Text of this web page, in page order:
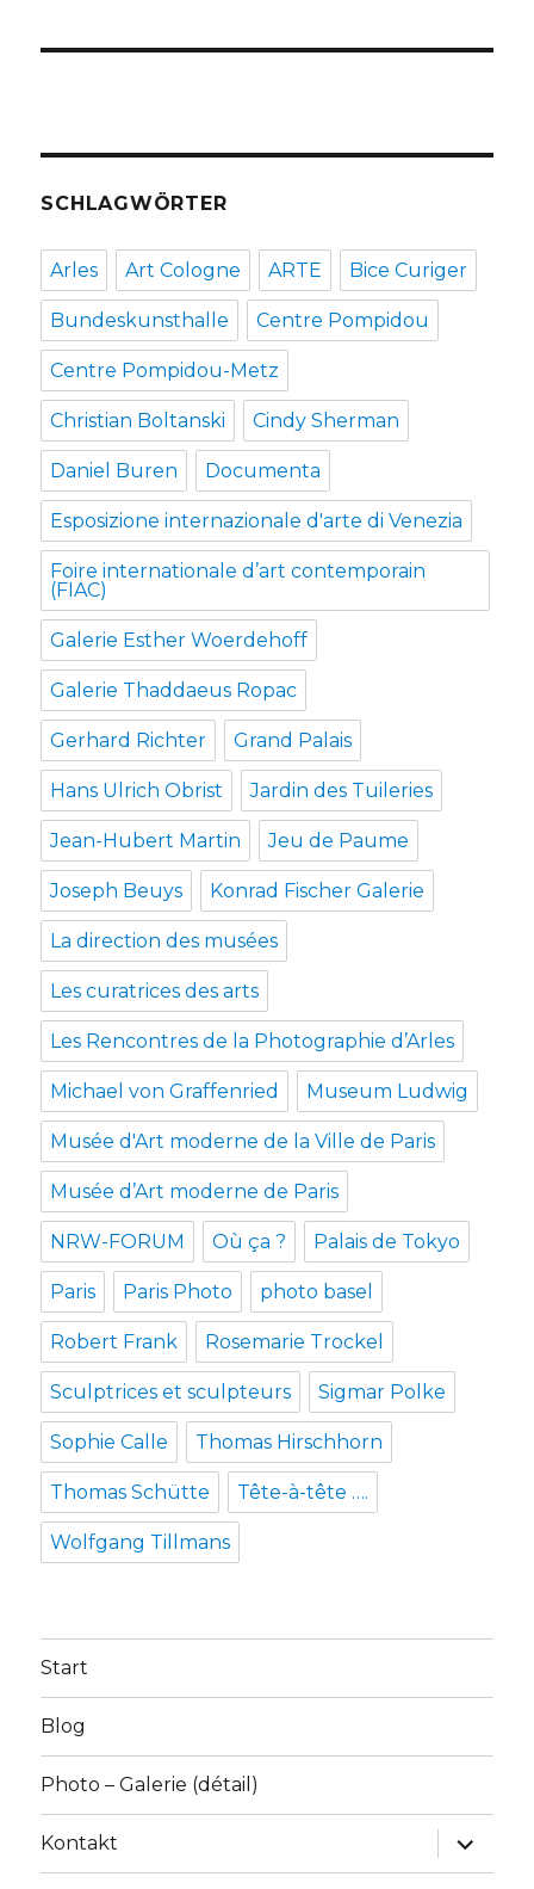
SCHLAGWÖRTER
Arles Art Cologne ARTE Bice Curiger
Bundeskunsthalle Centre Pompidou
Centre Pompidou-Metz
Christian Boltanski Cindy Sherman
Daniel Buren Documenta
Esposizione internazionale d'arte di Venezia
Foire internationale d’art contemporain
(FIAC)
Galerie Esther Woerdehoff
Galerie Thaddaeus Ropac
Gerhard Richter Grand Palais
Hans Ulrich Obrist Jardin des Tuileries
Jean-Hubert Martin Jeu de Paume
Joseph Beuys Konrad Fischer Galerie
La direction des musées
Les curatrices des arts
Les Rencontres de la Photographie d’Arles
Michael von Graffenried Museum Ludwig
Musée d'Art moderne de la Ville de Paris
Musée d’Art moderne de Paris
NRW-FORUM Où ça ? Palais de Tokyo
Paris Paris Photo photo basel
Robert Frank Rosemarie Trockel
Sculptrices et sculpteurs Sigmar Polke
Sophie Calle Thomas Hirschhorn
Thomas Schütte Tête-à-tête ….
Wolfgang Tillmans
Start
Blog
Photo – Galerie (détail)
Kontakt